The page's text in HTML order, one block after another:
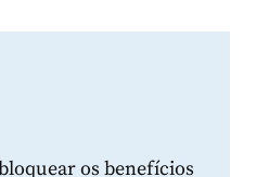
os benefícios